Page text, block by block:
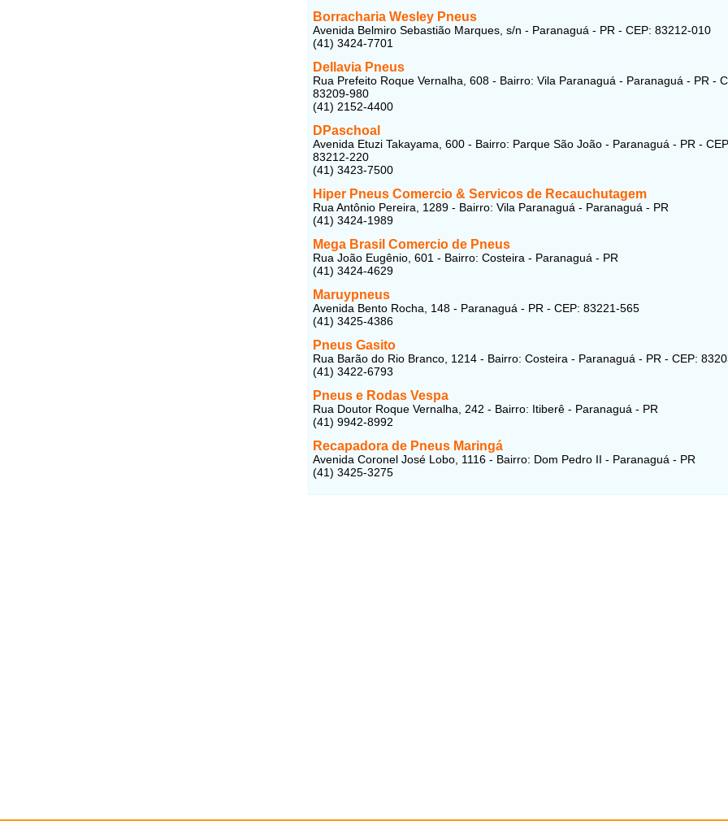
Borracharia Wesley Pneus
Avenida Belmiro Sebastião Marques, s/n - Paranaguá - PR - CEP: 83212-010
(41) 3424-7701
Dellavia Pneus
Rua Prefeito Roque Vernalha, 608 - Bairro: Vila Paranaguá - Paranaguá - PR -
83209-980
(41) 2152-4400
DPaschoal
Avenida Etuzi Takayama, 600 - Bairro: Parque São João - Paranaguá - PR -
83212-220
(41) 3423-7500
Hiper Pneus Comercio & Servicos de Recauchutagem
Rua Antônio Pereira, 1289 - Bairro: Vila Paranaguá - Paranaguá - PR
(41) 3424-1989
Mega Brasil Comercio de Pneus
Rua João Eugênio, 601 - Bairro: Costeira - Paranaguá - PR
(41) 3424-4629
Maruypneus
Avenida Bento Rocha, 148 - Paranaguá - PR - CEP: 83221-565
(41) 3425-4386
Pneus Gasito
Rua Barão do Rio Branco, 1214 - Bairro: Costeira - Paranaguá - PR - CEP:
(41) 3422-6793
Pneus e Rodas Vespa
Rua Doutor Roque Vernalha, 242 - Bairro: Itiberê - Paranaguá - PR
(41) 9942-8992
Recapadora de Pneus Maringá
Avenida Coronel José Lobo, 1116 - Bairro: Dom Pedro II - Paranaguá - PR
(41) 3425-3275